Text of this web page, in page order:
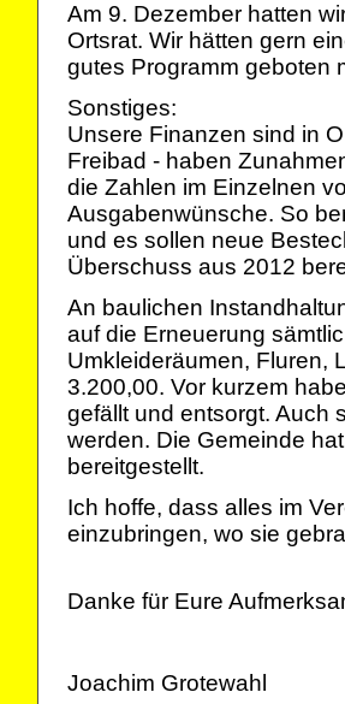
Am 9. Dezember hatten
Ortsrat. Wir hätten gern
gutes Programm geboten
Sonstiges:
Unsere Finanzen sind in
Freibad - haben
die Zahlen im Einzelnen
Ausgabenwünsche. So
und es sollen neue
Überschuss aus 2012
An baulichen
auf die Erneuerung
Umkleideräumen, Fluren,
3.200,00. Vor kurzem
gefällt und entsorgt. Auch
werden. Die Gemeinde
bereitgestellt.
Ich hoffe, dass alles im
einzubringen, wo sie
Danke für Eure
Joachim Grotewahl